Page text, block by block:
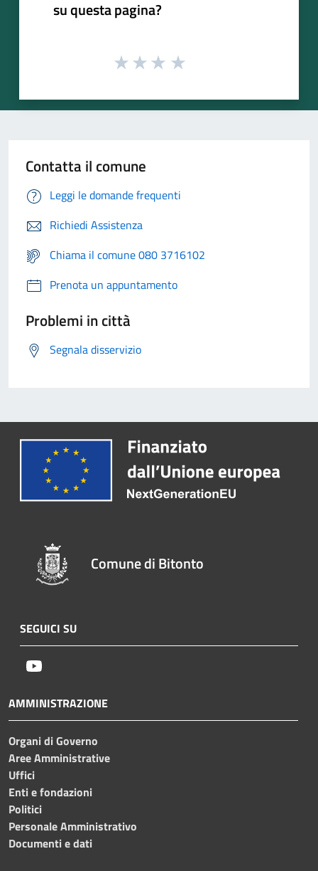
su questa pagina?
Contatta il comune
Leggi le domande frequenti
Richiedi Assistenza
Chiama il comune 080 3716102
Prenota un appuntamento
Problemi in città
Segnala disservizio
Comune di Bitonto
SEGUICI SU
AMMINISTRAZIONE
Organi di Governo
Aree Amministrative
Uffici
Enti e fondazioni
Politici
Personale Amministrativo
Documenti e dati